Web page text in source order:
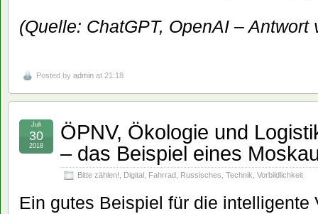
(Quelle: ChatGPT, OpenAI – Antwort
Posted by admin at 21:18
ÖPNV, Ökologie und
– das Beispiel eines
Bitte zählen! Digital Fahrrad Russisches Technik Vorbildlichkeit
Juli
30
2018
Ein gutes Beispiel für die intelligente